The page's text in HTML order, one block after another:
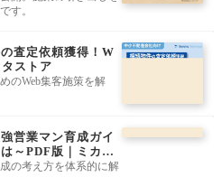
す。
査定依頼獲得！W
ストア
のWeb集客施策を解
営業マン育成ガイ
～PDF版｜ミカタ
の考え方を体系的に解